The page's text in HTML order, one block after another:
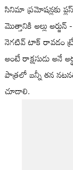
సినిమా ప్రమోషన్లకు
మొత్తానికి అల్లు
నెగటివ్ టాక్ రావడం
అంటే రాక్షసుడు అనే
పాత్రలో బన్నీ తన
చూడాలి.